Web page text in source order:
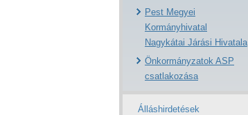
Pest Megyei
Kormányhivatal
Nagykátai Járási Hivatala
Önkormányzatok ASP
csatlakozása
Álláshirdetések